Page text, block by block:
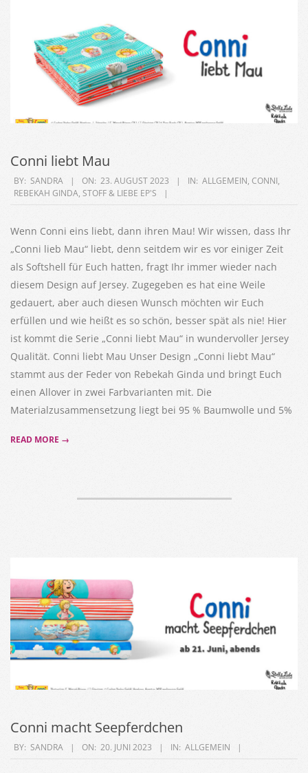
Conni liebt Mau
2023-
08-
BY: SANDRA ON: 23. AUGUST 2023 IN: ALLGEMEIN, CONNI,
REBEKAH GINDA, STOFF & LIEBE EP'S
Wenn Conni eins liebt, dann ihren Mau! Wir wissen, dass Ihr
„Conni lieb Mau“ liebt, denn seitdem wir es vor einiger Zeit
als Softshell für Euch hatten, fragt Ihr immer wieder nach
diesem Design auf Jersey. Zugegeben es hat eine Weile
gedauert, aber auch diesen Wunsch möchten wir Euch
erfüllen und wie heißt es so schön, besser spät als nie! Hier
ist kommt die Serie „Conni liebt Mau“ in wundervoller Jersey
Qualität. Conni liebt Mau Unser Design „Conni liebt Mau“
stammt aus der Feder von Rebekah Ginda und bringt Euch
einen Allover in zwei Farbvarianten mit. Die
Materialzusammensetzung liegt bei 95 % Baumwolle und 5%
READ MORE →
Conni macht Seepferdchen
2023-
BY: SANDRA ON: 20. JUNI 2023 IN: ALLGEMEIN